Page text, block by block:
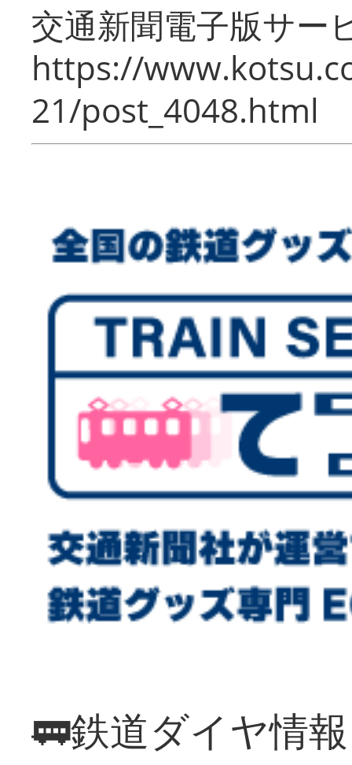
交通新聞電子版サー
https://
21/post_4048.html
🚃鉄道ダイヤ情